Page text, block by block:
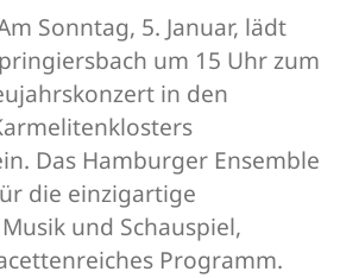
Sonntag, 5. Januar, lädt
um 15 Uhr zum
in den
Das Hamburger Ensemble
die einzigartige
und Schauspiel,
Programm.